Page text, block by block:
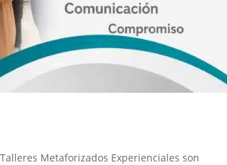
Metaforizados Experienciales son